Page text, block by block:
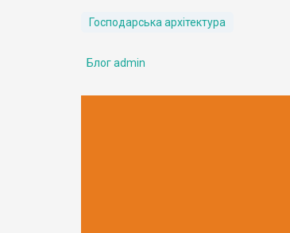
Господарська архітектура
Блог admin